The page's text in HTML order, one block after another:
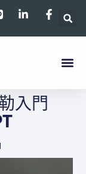
入門​​​​